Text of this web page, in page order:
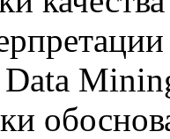
Data